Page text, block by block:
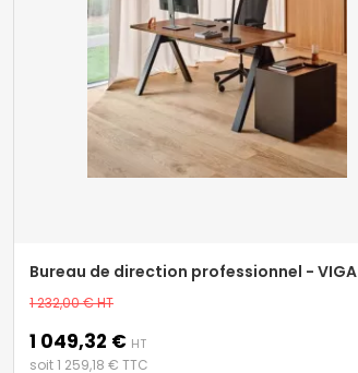
Bureau de direction professionnel - VIGA
Prix
base
1 232,00 €HT
Prix
1 049,32 € HT
soit 1 259,18 € TTC